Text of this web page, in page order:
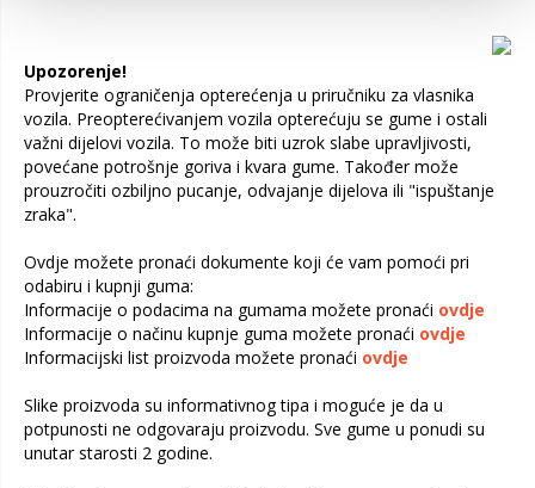
Upozorenje!
Provjerite ograničenja opterećenja u priručniku za vlasnika
vozila. Preopterećivanjem vozila opterećuju se gume i ostali
važni dijelovi vozila. To može biti uzrok slabe upravljivosti,
povećane potrošnje goriva i kvara gume. Također može
prouzročiti ozbiljno pucanje, odvajanje dijelova ili "ispuštanje
zraka".
Ovdje možete pronaći dokumente koji će vam pomoći pri
odabiru i kupnji guma:
Informacije o podacima na gumama možete pronaći ovdje
Informacije o načinu kupnje guma možete pronaći ovdje
Informacijski list proizvoda možete pronaći ovdje
Slike proizvoda su informativnog tipa i moguće je da u
potpunosti ne odgovaraju proizvodu. Sve gume u ponudi su
unutar starosti 2 godine.